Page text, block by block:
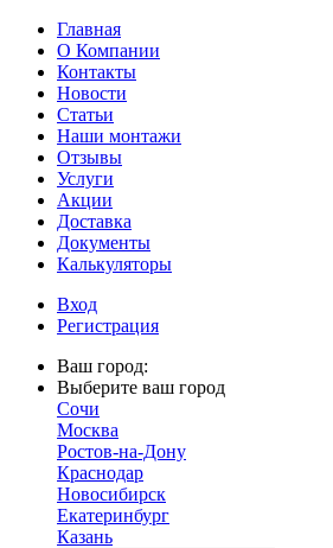
Главная
О Компании
Контакты
Новости
Статьи
Наши монтажи
Отзывы
Услуги
Акции
Доставка
Документы
Калькуляторы
Вход
Регистрация
Ваш город:
Выберите ваш город
Сочи
Москва
Ростов-на-Дону
Краснодар
Новосибирск
Екатеринбург
Казань